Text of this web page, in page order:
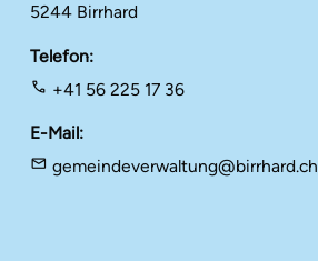
5244 Birrhard
Telefon
+41 56 225 17 36
E-Mail
gemeindeverwaltung@birrhard.ch